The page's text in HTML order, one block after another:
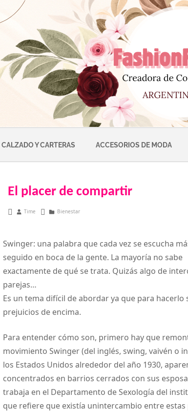
CALZADO Y CARTERAS ACCESORIOS DE MODA
El placer de compartir
mayo 4, 2011
Time Bienestar
Swinger: una palabra que cada vez se escucha
seguido en boca de la gente. La mayoría no sabe
exactamente de qué se trata. Quizás algo de
parejas…
Es un tema difícil de abordar ya que para
prejuicios de encima.
Para entender cómo son, primero hay que
movimiento Swinger (del inglés, swing, vaivén o
los Estados Unidos alrededor del año 1930,
concentrados en barrios cerrados con sus
trabaja en el Departamento de Sexología del
que refiere que existía unintercambio entre estas